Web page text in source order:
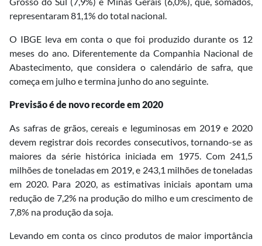
representaram 81,1% do total nacional.
O IBGE leva em conta o que foi produzido durante os 12
meses do ano. Diferentemente da Companhia Nacional de
Abastecimento, que considera o calendário de safra, que
começa em julho e termina junho do ano seguinte.
Previsão é de novo recorde em 2020
As safras de grãos, cereais e leguminosas em 2019 e 2020
devem registrar dois recordes consecutivos, tornando-se as
maiores da série histórica iniciada em 1975. Com 241,5
milhões de toneladas em 2019, e 243,1 milhões de toneladas
em 2020. Para 2020, as estimativas iniciais apontam uma
redução de 7,2% na produção do milho e um crescimento de
7,8% na produção da soja.
Levando em conta os cinco produtos de maior importância